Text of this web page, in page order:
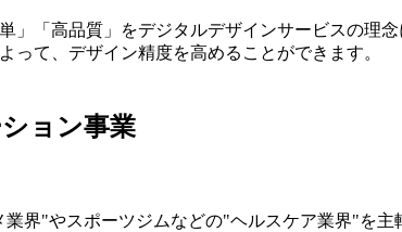
」「高品質」をデジタルデザインサービスの
って、デザイン精度を高めることができます。
ョン事業
界"やスポーツジムなどの"ヘルスケア業界"を